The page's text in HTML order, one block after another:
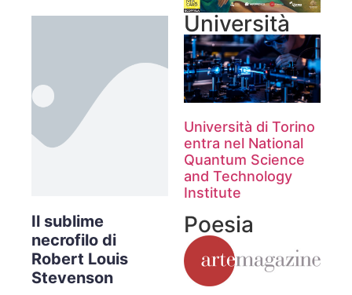
Il sublime
necrofilo di
Robert Louis
Stevenson
Università
Università di Torino
entra nel National
Quantum Science
and Technology
Institute
Poesia